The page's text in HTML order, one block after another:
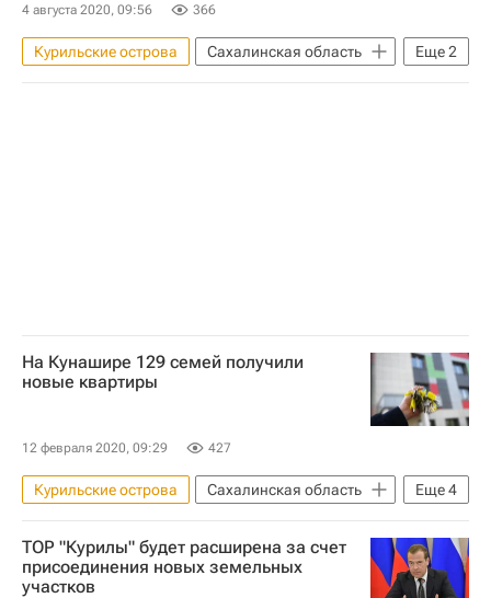
4 августа 2020, 09:56 366
Еще2
Курильские острова
Сахалинская область
Валерий Лимаренко
Жилье
На Кунашире 129 семей получили
новые квартиры
12 февраля 2020, 09:29 427
Еще4
Курильские острова
Сахалинская область
Валерий Лимаренко
Кунашир (остров)
Жилье
Новостройки
ТОР "Курилы" будет расширена за счет
присоединения новых земельных
участков